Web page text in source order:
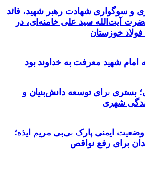
و سوگواری شهادت رهبر شهید، قائد
آیت‌الله سید علی خامنه‌ای، در
خوزستان
امام شهید معرفت به خداوند بود
بستری برای توسعه دانش‌بنیان و
شهری
ایمنی پارک بی‌بی مریم ایذه؛
برای رفع نواقص